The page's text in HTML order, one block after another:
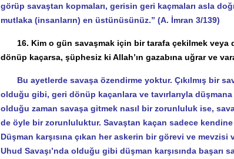
görüp savaştan kopmaları, gerisin geri kaçmaları asla
mutlaka (insanların) en üstünüsünüz.” (A. İmran 3/139)
16. Kim o gün savaşmak için bir tarafa çekilmek veya
dönüp kaçarsa, şüphesiz ki Allah’ın gazabına uğrar ve
Bu ayetlerde savaşa özendirme yoktur. Çıkılmış bir
olduğu gibi, geri dönüp kaçanlara ve tavırlarıyla
olduğu zaman savaşa gitmek nasıl bir zorunluluk ise,
de öyle bir zorunluluktur. Savaştan kaçan sadece
Düşman karşısına çıkan her askerin bir görevi ve
Uhud Savaşı’nda olduğu gibi düşman karşısında